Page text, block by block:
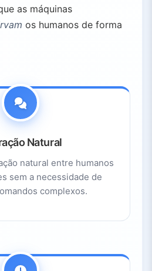
as máquinas
os humanos de forma
Natural
natural entre humanos
sem a necessidade de
complexos.